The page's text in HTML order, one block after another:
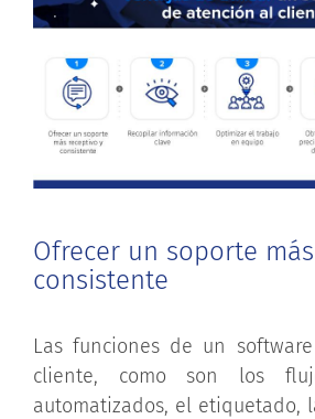
Ofrecer un soporte
consistente
Las funciones de un
cliente, como son los
automatizados, el etiquetado,